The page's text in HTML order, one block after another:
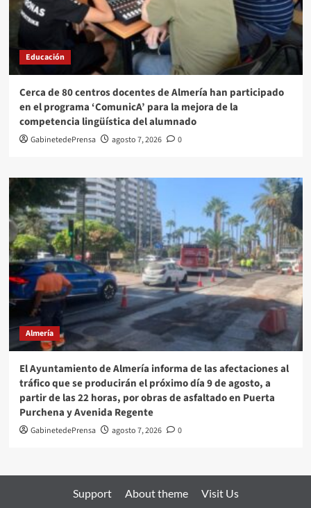
Educación
Cerca de 80 centros docentes de Almería han participado
en el programa ‘ComunicA’ para la mejora de la
competencia lingüística del alumnado
GabinetedePrensa agosto 7, 2026 0
Almería
El Ayuntamiento de Almería informa de las afectaciones al
tráfico que se producirán el próximo día 9 de agosto, a
partir de las 22 horas, por obras de asfaltado en Puerta
Purchena y Avenida Regente
GabinetedePrensa agosto 7, 2026 0
Support About theme Visit Us